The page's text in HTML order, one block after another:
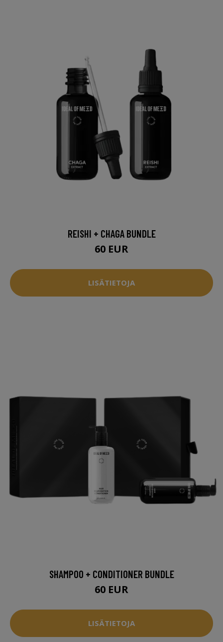
REISHI + CHAGA BUNDLE
60 EUR
LISÄTIETOJA
SHAMPOO + CONDITIONER BUNDLE
60 EUR
LISÄTIETOJA